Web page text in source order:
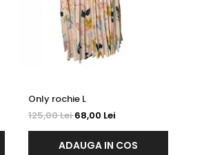
Only rochie L
125,00 Lei68,00 Lei
ADAUGA IN COS